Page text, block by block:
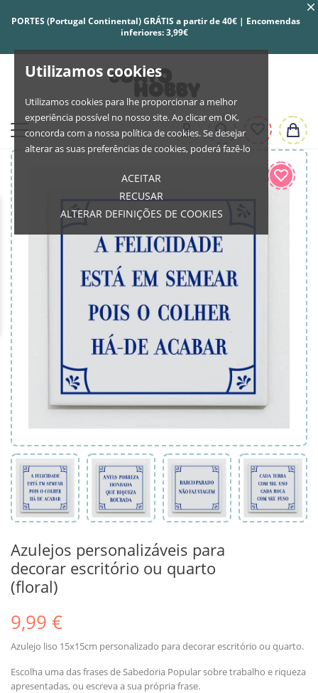
Utilizamos cookies
Utilizamos cookies para lhe proporcionar a melhor
experiência possível no nosso site. Ao clicar em OK,
concorda com a nossa política de cookies. Se desejar
alterar as suas preferências de cookies, poderá fazê-lo
ACEITAR
RECUSAR
ALTERAR DEFINIÇÕES DE COOKIES
PORTES (Portugal Continental) GRÁTIS a partir de 40€ | Encomendas
inferiores: 3,99€
Azulejos personalizáveis para
decorar escritório ou quarto
(floral)
9,99 €
Azulejo liso 15x15cm personalizado para decorar escritório ou quarto.
Escolha uma das frases de Sabedoria Popular sobre trabalho e riqueza
apresentadas, ou escreva a sua própria frase.